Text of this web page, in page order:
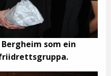
som ein